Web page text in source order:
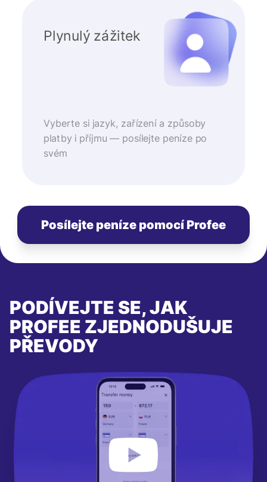
Plynulý zážitek
Vyberte si jazyk, zařízení a způsoby
platby i příjmu — posílejte peníze po
svém
Posílejte peníze pomocí Profee
PODÍVEJTE SE, JAK
PROFEE ZJEDNODUŠUJE
PŘEVODY